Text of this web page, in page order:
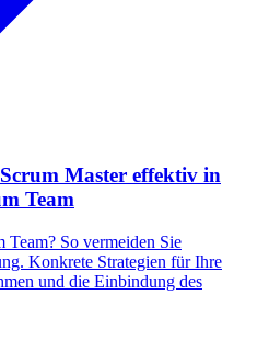
Master effektiv in
Team
Team? So vermeiden Sie
Konkrete Strategien für Ihre
und die Einbindung des